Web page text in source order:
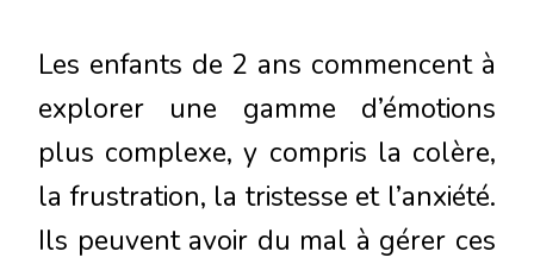
Les enfants de 2 ans commencent à
explorer une gamme d’émotions
plus complexe, y compris la colère,
la frustration, la tristesse et l’anxiété.
Ils peuvent avoir du mal à gérer ces